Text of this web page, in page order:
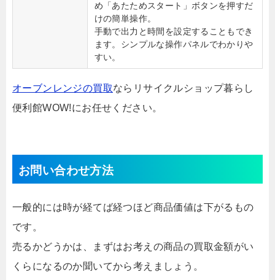
め「あたためスタート」ボタンを押すだ
けの簡単操作。
手動で出力と時間を設定することもでき
ます。シンプルな操作パネルでわかりや
すい。
オーブンレンジの買取ならリサイクルショップ暮らし
便利館WOW!にお任せください。
お問い合わせ方法
一般的には時が経てば経つほど商品価値は下がるもの
です。
売るかどうかは、まずはお考えの商品の買取金額がい
くらになるのか聞いてから考えましょう。